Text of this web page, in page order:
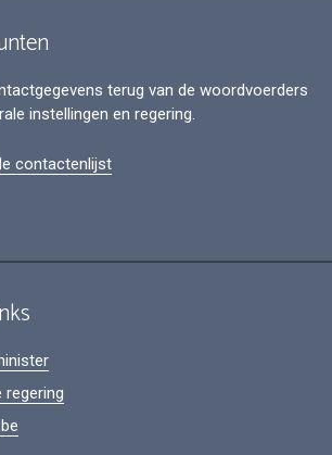
terug van de woordvoerders
instellingen en regering.
contactenlijst
regering